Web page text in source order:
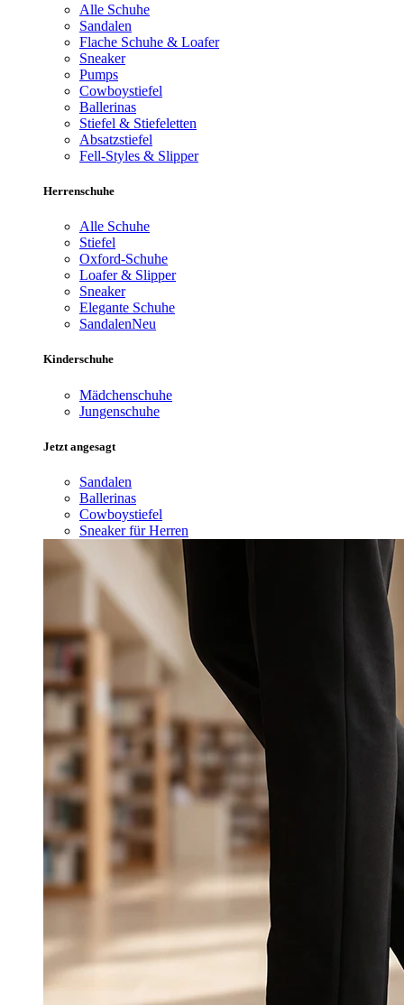
Alle Schuhe
Sandalen
Flache Schuhe & Loafer
Sneaker
Pumps
Cowboystiefel
Ballerinas
Stiefel & Stiefeletten
Absatzstiefel
Fell-Styles & Slipper
Herrenschuhe
Alle Schuhe
Stiefel
Oxford-Schuhe
Loafer & Slipper
Sneaker
Elegante Schuhe
SandalenNeu
Kinderschuhe
Mädchenschuhe
Jungenschuhe
Jetzt angesagt
Sandalen
Ballerinas
Cowboystiefel
Sneaker für Herren